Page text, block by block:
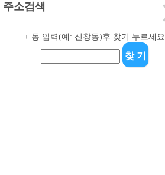
주소검색
+ 동 입력(예: 신창동)후 찾기 누르세요